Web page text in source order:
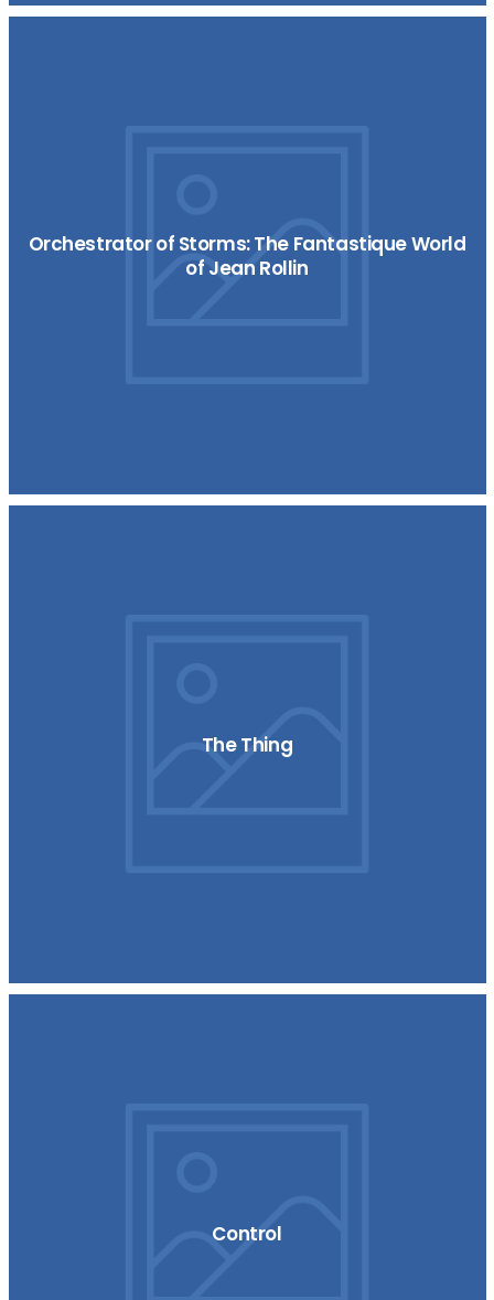
Orchestrator of Storms: The Fantastique World
of Jean Rollin
The Thing
Control